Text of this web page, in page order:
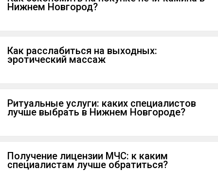
Нижнем Новгород?
Как расслабиться на выходных:
эротический массаж
Ритуальные услуги: каких специалистов
лучше выбрать в Нижнем Новгороде?
Получение лицензии МЧС: к каким
специалистам лучше обратиться?